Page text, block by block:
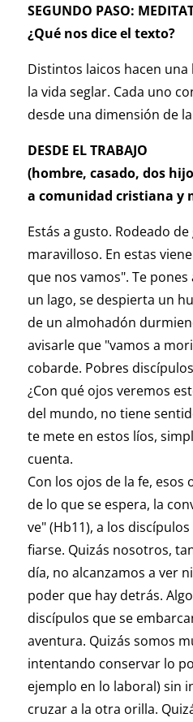
SEGUNDO PASO:
¿Qué nos dice el texto?
Distintos laicos hacen
la vida seglar. Cada uno
desde una dimensión de
DESDE EL TRABAJO
(hombre, casado, dos
a comunidad cristiana y
Estás a gusto. Rodeado
maravilloso. En estas
que nos vamos". Te
un lago, se despierta un
de un almohadón
avisarle que "vamos a
cobarde. Pobres
¿Con qué ojos veremos
del mundo, no tiene
te mete en estos líos,
cuenta.
Con los ojos de la fe,
de lo que se espera, la
ve" (Hb11), a los
fiarse. Quizás nosotros,
día, no alcanzamos a ver
poder que hay detrás.
discípulos que se
aventura. Quizás somos
intentando conservar lo
ejemplo en lo laboral) sin
cruzar a la otra orilla.